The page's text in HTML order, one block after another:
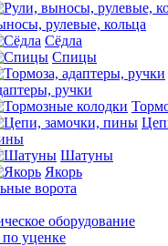
рулевые, кольца
Сёдла
Спицы
ручки
Шатуны
Якорь
ворота
оборудование
уценке